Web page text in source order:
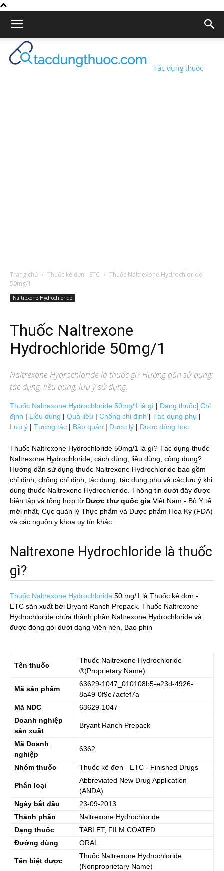
Tác dụng thuốc
Trang chủ Thuốc kê đơn - ETC
Thuốc Naltrexone Hydrochloride
50mg/1
Naltrexone Hydrochloride
Thuốc Naltrexone
Hydrochloride 50mg/1
Naltrexone Hydrochloridelà thuốc gì? Hướng dẫn sử dụng:
tác dụng, liều dùng, lưu ý sử dụng.
Thuốc Naltrexone Hydrochloride 50mg/1 là gì | Dạng thuốc| Chỉ
định | Liều dùng | Quá liều | Chống chỉ định | Tác dụng phụ |
Lưu ý | Tương tác | Bảo quản | Dược lý | Dược động học
Thuốc Naltrexone Hydrochloride 50mg/1 là gì? Tác dụng thuốc
Naltrexone Hydrochloride, cách dùng, liều dùng, công dụng?
Hướng dẫn sử dụng thuốc Naltrexone Hydrochloride bao gồm
chỉ định, chống chỉ định, tác dụng, tác dụng phụ và các lưu ý khi
dùng thuốc Naltrexone Hydrochloride. Thông tin dưới đây được
biên tập và tổng hợp từ Dược thư quốc gia Việt Nam - Bộ Y tế
mới nhất, Cục quản lý Thực phẩm và Dược phẩm Hoa Kỳ (FDA)
và các nguồn y khoa uy tín khác.
Naltrexone Hydrochloride là thuốc
gì?
Thuốc Naltrexone Hydrochloride 50 mg/1 là Thuốc kê đơn -
ETC sản xuất bởi Bryant Ranch Prepack. Thuốc Naltrexone
Hydrochloride chứa thành phần Naltrexone Hydrochloride và
được đóng gói dưới dạng Viên nén, Bao phin
Tên thuốc
Thuốc Naltrexone Hydrochloride
®(Proprietary Name)
Mã sản phẩm
63629-1047_010108b5-e23d-4926-
8a49-0f9e7acfef7a
Mã NDC
63629-1047
Doanh nghiệp
sản xuất
Bryant Ranch Prepack
Mã Doanh
nghiệp
6362
Nhóm thuốc Thuốc kê đơn - ETC - Finished Drugs
Phân loại
Abbreviated New Drug Application
(ANDA)
Ngày bắt đầu
23-09-2013
Thành phần
Naltrexone Hydrochloride
Dạng thuốc
TABLET, FILM COATED
Đường dùng
ORAL
Tên biệt dược
Thuốc Naltrexone Hydrochloride
(Nonproprietary Name)